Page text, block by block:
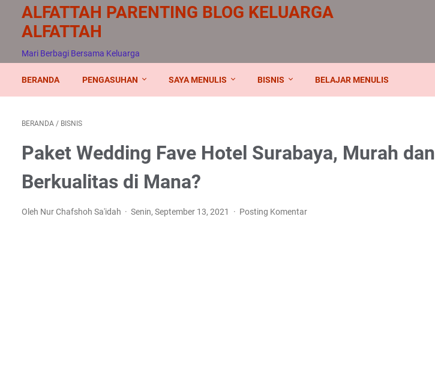
ALFATTAH PARENTING BLOG KELUARGA
ALFATTAH
Mari Berbagi Bersama Keluarga
BERANDA PENGASUHAN SAYA MENULIS BISNIS BELAJAR MENULIS
BERANDA / BISNIS
Paket Wedding Fave Hotel Surabaya, Murah dan
Berkualitas di Mana?
Oleh Nur Chafshoh Sa'idah Senin, September 13, 2021 Posting Komentar